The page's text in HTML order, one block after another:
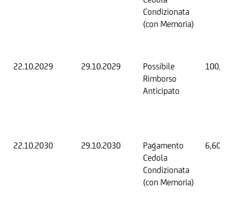
Condizionata
(con Memoria)
22.10.2029 29.10.2029
Possibile
Rimborso
Anticipato
22.10.2030 29.10.2030
Pagamento
Cedola
Condizionata
(con Memoria)
6,60